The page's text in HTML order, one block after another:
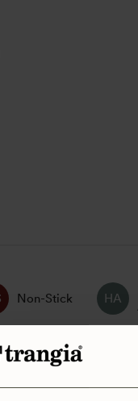
Non-Stick